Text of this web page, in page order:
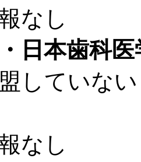
し
日本歯科
いない
し